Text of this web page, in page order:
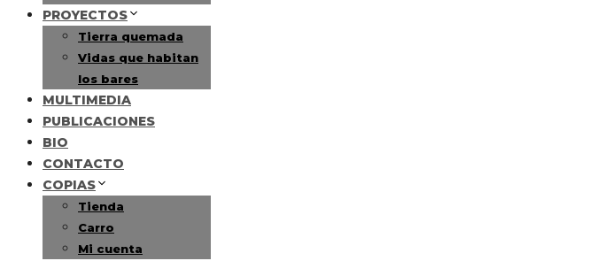
PROYECTOS
Tierra quemada
Vidas que habitan
los bares
MULTIMEDIA
PUBLICACIONES
BIO
CONTACTO
COPIAS
Tienda
Carro
Mi cuenta